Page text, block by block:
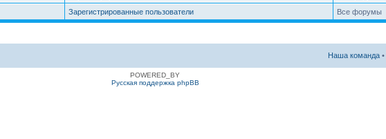
Зарегистрированные пользователи Все форумы
Наша команда •
POWERED_BY
Русская поддержка phpBB